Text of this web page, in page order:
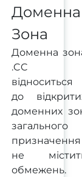
Доменна
Зона
Доменна
.CC
відноситься
до
доменних
загального
призначення
не
обмежень.